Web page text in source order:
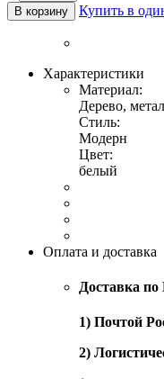
В корзину Купить в
Характеристики
Материал:
Дерево,
Стиль:
Модерн
Цвет:
белый
Оплата и доставка
Доставка
1) Почтой
2)